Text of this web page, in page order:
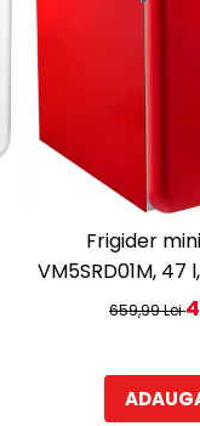
Frigider
VM5SRD01M, 47
659,99 Lei